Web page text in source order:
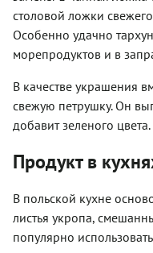
столовой ложки
Особенно удачно
морепродуктов и в
В качестве украшения
свежую петрушку. Он
добавит зеленого цвета.
Продукт в
В польской кухне
листья укропа,
популярно